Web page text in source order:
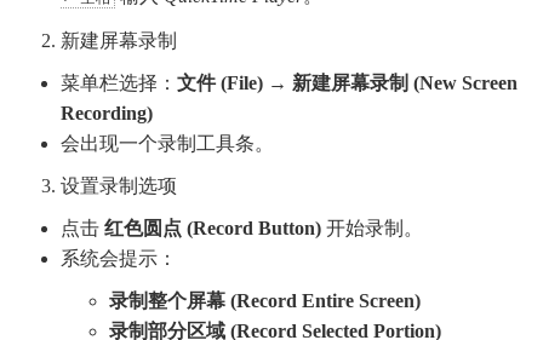
新建屏幕录制
菜单栏选择： 文件 (File) → 新建屏幕录制 (New Screen
Recording)
会出现一个录制工具条。
设置录制选项
点击 红色圆点 (Record Button) 开始录制。
系统会提示：
录制整个屏幕 (Record Entire Screen)
录制部分区域 (Record Selected Portion)